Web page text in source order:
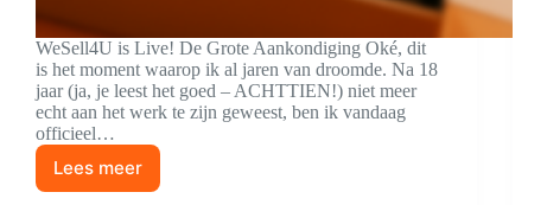
WeSell4U is Live! De Grote Aankondiging Oké, dit
is het moment waarop ik al jaren van droomde. Na 18
jaar (ja, je leest het goed – ACHTTIEN!) niet meer
echt aan het werk te zijn geweest, ben ik vandaag
officieel…
Lees meer
🎉